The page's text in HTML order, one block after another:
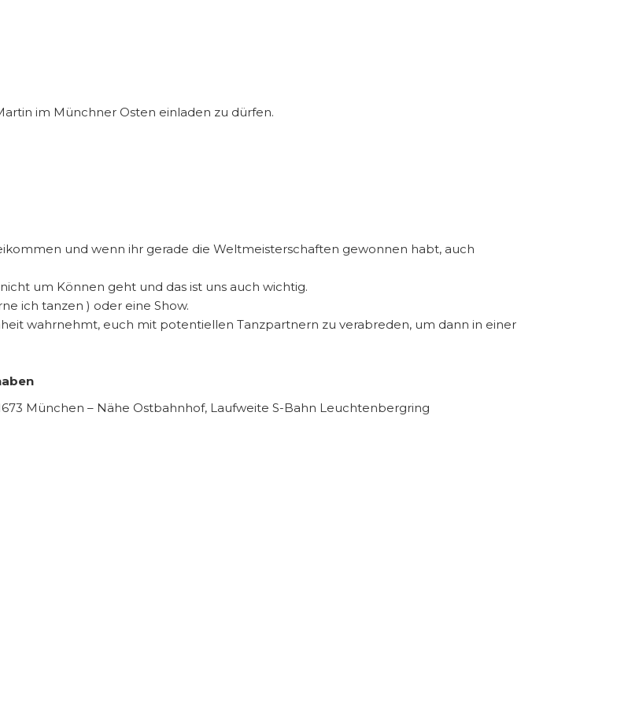
im Münchner Osten einladen zu dürfen.
und wenn ihr gerade die Weltmeisterschaften gewonnen habt, auch
um Können geht und das ist uns auch wichtig.
ich tanzen ) oder eine Show.
wahrnehmt, euch mit potentiellen Tanzpartnern zu verabreden, um dann in einer
München – Nähe Ostbahnhof, Laufweite S-Bahn Leuchtenbergring